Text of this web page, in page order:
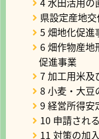
県設定産地
5 畑地化促進
6 畑作物産
促進事業
7 加工用米及
8 小麦・大豆
9 経営所得安
10 申請され
11 対策の加